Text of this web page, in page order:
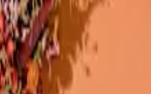
Blumenstrauß mit der Zeit verwelkt und
, die ganz ohne Erde auskommen. Doch
ist ein Blumenstrauß eventuell besser
zu verschiedensten Anlässen. Sie
praktisch: Alle unsere Pflanzen werden
aussieht. Den Transport übernehmen wir